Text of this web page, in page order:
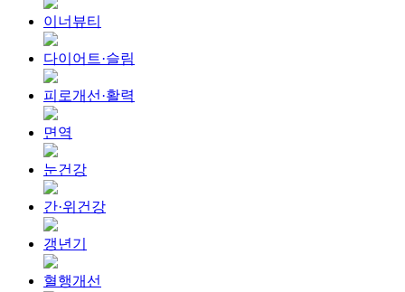
이너뷰티
다이어트·슬림
피로개선·활력
면역
눈건강
간·위건강
갱년기
혈행개선